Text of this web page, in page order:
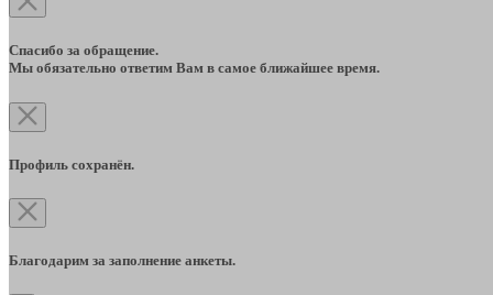
Спасибо за обращение.
Мы обязательно ответим Вам в самое ближайшее время.
Профиль сохранён.
Благодарим за заполнение анкеты.